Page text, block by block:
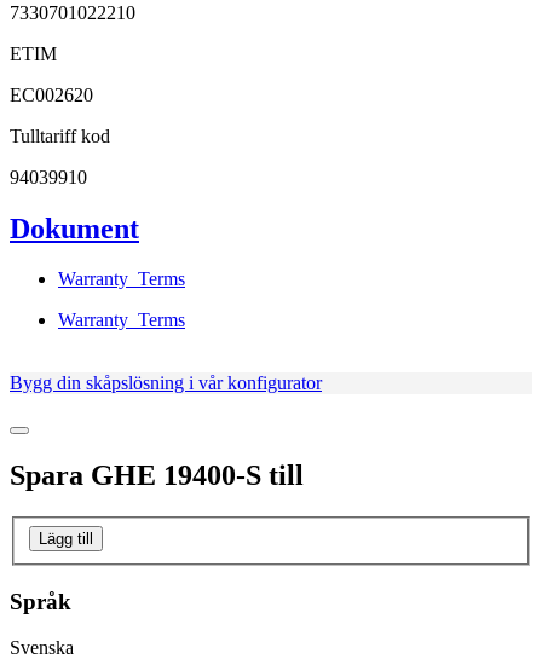
7330701022210
ETIM
EC002620
Tulltariff kod
94039910
Dokument
Warranty_Terms
Warranty_Terms
Bygg din skåpslösning i vår konfigurator
Spara GHE 19400-S till
Lägg till
Språk
Svenska